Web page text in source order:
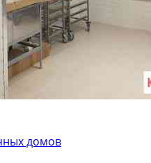
домов